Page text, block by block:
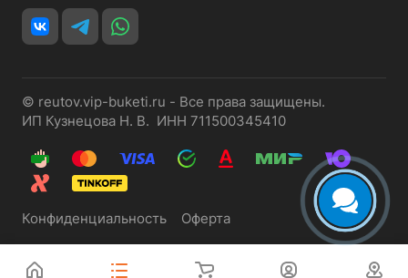
© reutov.vip-buketi.ru - Все права защищены.
ИП Кузнецова Н. В. ИНН 711500345410
Конфиденциальность Оферта